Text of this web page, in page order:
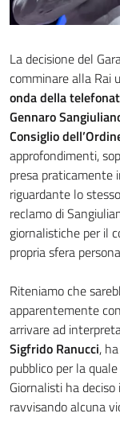
La decisione del
comminare alla Rai
onda della
Gennaro
Consiglio
approfondimenti,
presa praticamente
riguardante lo
reclamo di
giornalistiche per il
propria sfera
Riteniamo che
apparentemente
arrivare ad
Sigfrido Ranucci,
pubblico per la
Giornalisti ha
ravvisando alcuna